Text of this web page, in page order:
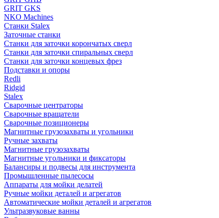
GRIT GKS
NKO Machines
Станки Stalex
Заточные станки
Станки для заточки корончатых сверл
Станки для заточки спиральных сверл
Станки для заточки концевых фрез
Подставки и опоры
Redli
Ridgid
Stalex
Сварочные центраторы
Сварочные вращатели
Сварочные позиционеры
Магнитные грузозахваты и угольники
Ручные захваты
Магнитные грузозахваты
Магнитные угольники и фиксаторы
Балансиры и подвесы для инструмента
Промышленные пылесосы
Аппараты для мойки делатей
Ручные мойки деталей и агрегатов
Автоматические мойки деталей и агрегатов
Ультразвуковые ванны